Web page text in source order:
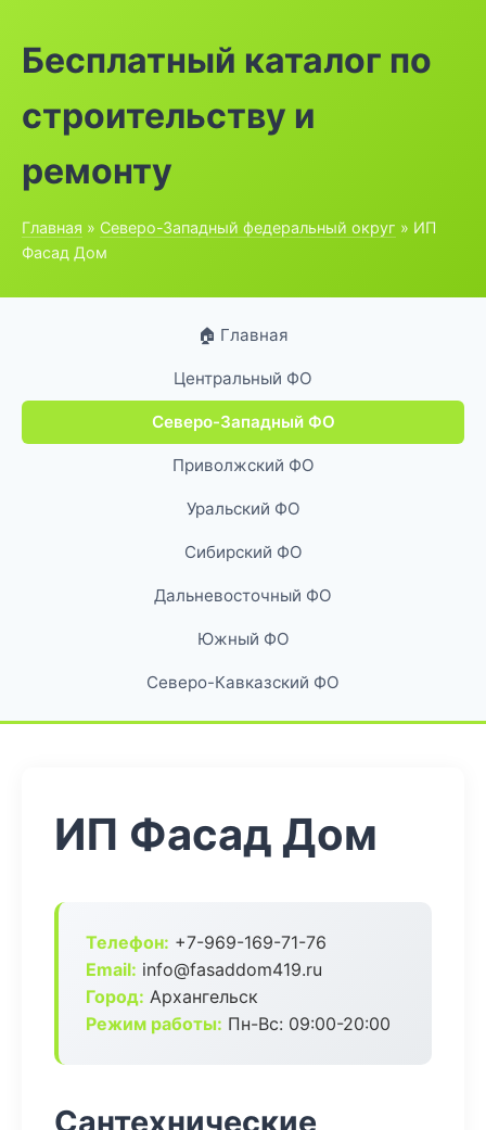
Бесплатный каталог по
строительству и
ремонту
Главная » Северо-Западный федеральный округ » ИП
Фасад Дом
🏠 Главная
Центральный ФО
Северо-Западный ФО
Приволжский ФО
Уральский ФО
Сибирский ФО
Дальневосточный ФО
Южный ФО
Северо-Кавказский ФО
ИП Фасад Дом
Телефон: +7-969-169-71-76
Email: info@fasaddom419.ru
Город: Архангельск
Режим работы: Пн-Вс: 09:00-20:00
Сантехнические